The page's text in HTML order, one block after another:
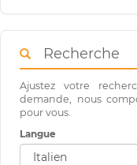
Recherche
Ajustez votre
demande, nous
pour vous.
Langue